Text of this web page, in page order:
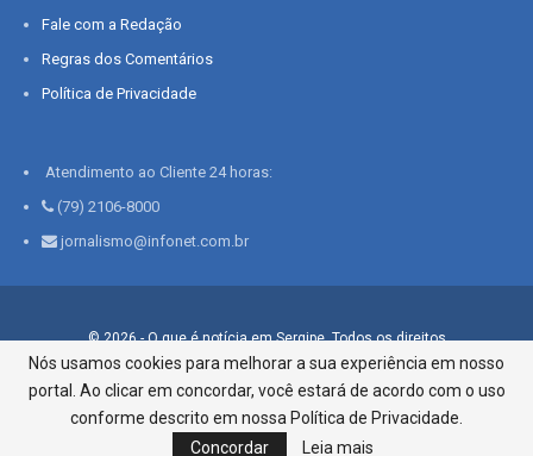
Fale com a Redação
Regras dos Comentários
Política de Privacidade
Atendimento ao Cliente 24 horas:
(79) 2106-8000
jornalismo@infonet.com.br
© 2026 - O que é notícia em Sergipe. Todos os direitos
reservados.
Infonet - Rua Monsenhor Silveira 276, Bairro São José |
Aracaju-SE, CEP 49015-030, Fone: 79.2106.8000 - CI Centro de
Informações LTDA
Nós usamos cookies para melhorar a sua experiência em nosso
portal. Ao clicar em concordar, você estará de acordo com o uso
conforme descrito em nossa Política de Privacidade.
Concordar
Leia mais